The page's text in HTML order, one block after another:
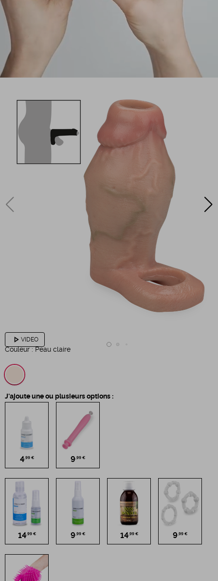
play_arrow VIDEO
Couleur : Peau claire
J'ajoute une ou plusieurs options :
4,99 € 9,99 €
14,99 € 9,99 € 14,99 € 9,99 €